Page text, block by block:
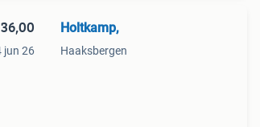
jun 26
Holtkamp,
Haaksbergen